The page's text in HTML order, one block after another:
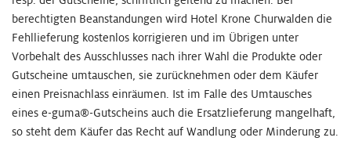
berechtigten Beanstandungen wird Hotel Krone Churwalden die
Fehllieferung kostenlos korrigieren und im Übrigen unter
Vorbehalt des Ausschlusses nach ihrer Wahl die Produkte oder
Gutscheine umtauschen, sie zurücknehmen oder dem Käufer
einen Preisnachlass einräumen. Ist im Falle des Umtausches
eines e-guma®-Gutscheins auch die Ersatzlieferung mangelhaft,
so steht dem Käufer das Recht auf Wandlung oder Minderung zu.